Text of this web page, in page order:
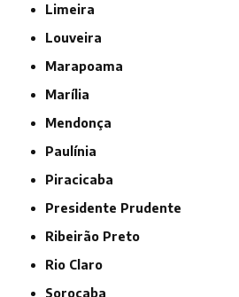
Limeira
Louveira
Marapoama
Marília
Mendonça
Paulínia
Piracicaba
Presidente Prudente
Ribeirão Preto
Rio Claro
Sorocaba